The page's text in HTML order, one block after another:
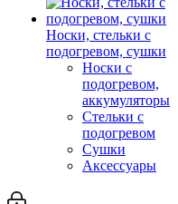
Носки, стельки с
подогревом, сушки
Носки с
подогревом,
аккумуляторы
Стельки с
подогревом
Сушки
Аксессуары